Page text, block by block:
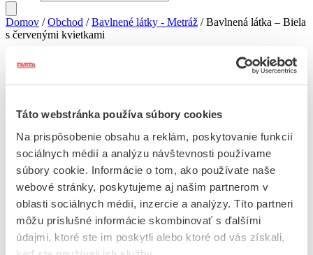
Táto webstránka používa súbory cookies
Na prispôsobenie obsahu a reklám, poskytovanie funkcií
sociálnych médií a analýzu návštevnosti používame
súbory cookie. Informácie o tom, ako používate naše
webové stránky, poskytujeme aj našim partnerom v
oblasti sociálnych médií, inzercie a analýzy. Títo partneri
môžu príslušné informácie skombinovať s ďalšími
údajmi, ktoré ste im poskytli alebo ktoré od vás získali,
Domov /Obchod /Bavlnené látky - Metráž / Bavlnená látka – Biela
s červenými kvietkami
Bavlnená látka – Biela s červenými
kvietkami
množstvo
Bavlnená
látka
Biela
Pridať do košíka
Popis